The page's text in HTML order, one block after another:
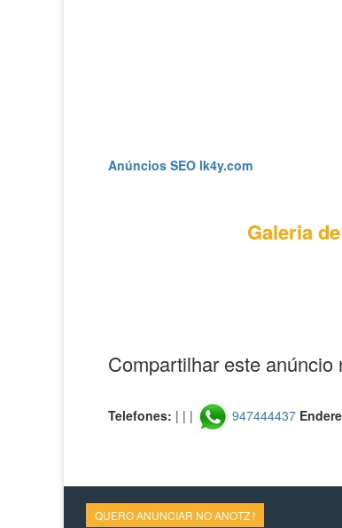
Anúncios SEO lk4y.com
Galeria
Compartilhar este anúncio
Telefones: | | | 947444437
QUERO ANUNCIAR NO ANOTZ !